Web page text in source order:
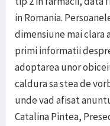
in Romania.
dimensiune mai clara
primi informatii
adoptarea unor
caldura sa stea de
unde vad afisat
Catalina Pintea,